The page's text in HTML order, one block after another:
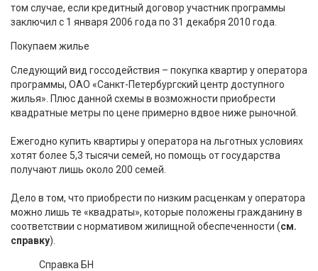
том случае, если кредитный договор участник программы
заключил с 1 января 2006 года по 31 декабря 2010 года.
Покупаем жилье
Следующий вид госсодействия – покупка квартир у оператора
программы, ОАО «Санкт-Петербургский центр доступного
жилья». Плюс данной схемы в возможности приобрести
квадратные метры по цене примерно вдвое ниже рыночной.
Ежегодно купить квартиры у оператора на льготных условиях
хотят более 5,3 тысячи семей, но помощь от государства
получают лишь около 200 семей.
Дело в том, что приобрести по низким расценкам у оператора
можно лишь те «квадраты», которые положены гражданину в
соответствии с нормативом жилищной обеспеченности (см.
справку).
Справка БН